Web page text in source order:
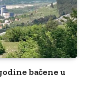
bačene u